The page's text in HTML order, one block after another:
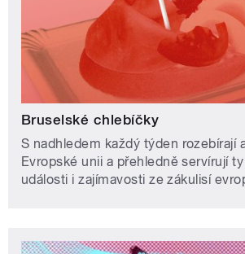
Bruselské chlebíčky
S nadhledem každý týden rozebírají
Evropské unii a přehledně servírují
události i zajímavosti ze zákulisí